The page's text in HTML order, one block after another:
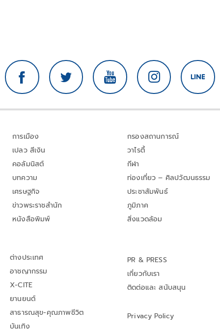
การเมือง
เปลว สีเงิน
คอลัมนิสต์
บทความ
เศรษฐกิจ
ข่าวพระราชสำนัก
หนังสือพิมพ์
กรองสถานการณ์
วาไรตี้
กีฬา
ท่องเที่ยว – ศิลปวัฒนธรรม
ประชาสัมพันธ์
ภูมิภาค
สิ่งแวดล้อม
ต่างประเทศ
อาชญากรรม
X-CITE
ยานยนต์
สาธารณสุข-คุณภาพชีวิต
บันเทิง
PR & PRESS
เกี่ยวกับเรา
ติดต่อและ สนับสนุน
Privacy Policy